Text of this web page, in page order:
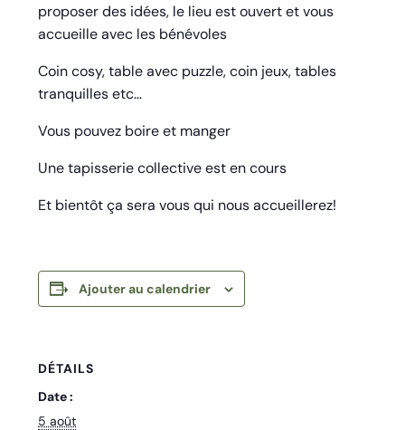
proposer des idées, le lieu est ouvert et vous
accueille avec les bénévoles
Coin cosy, table avec puzzle, coin jeux, tables
tranquilles etc…
Vous pouvez boire et manger
Une tapisserie collective est en cours
Et bientôt ça sera vous qui nous accueillerez!
Ajouter au calendrier
DÉTAILS
Date :
5 août